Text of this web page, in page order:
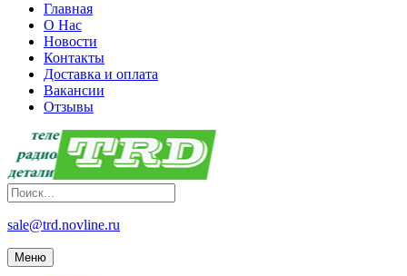
Главная
О Нас
Новости
Контакты
Доставка и оплата
Вакансии
Отзывы
sale@trd.novline.ru
Меню